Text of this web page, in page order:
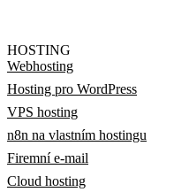
HOSTING
Webhosting
Hosting pro WordPress
VPS hosting
n8n na vlastním hostingu
Firemní e-mail
Cloud hosting